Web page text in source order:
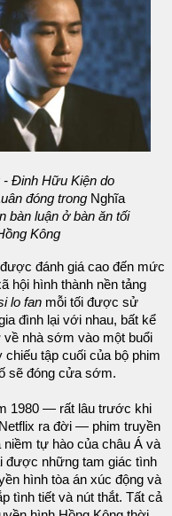
Đinh Hữu Kiện do
đóng trongNghĩa
bàn luận ở bàn ăn tối
Kông
đánh giá cao đến mức
hội hình thành nền tảng
lo fan mỗi tối được sử
đình lại với nhau, bất kể
về nhà sớm vào một buổi
tập cuối của bộ phim
sẽ đóng cửa sớm.
1980 — rất lâu trước khi
ra đời — phim truyền
niềm tự hào của châu Á và
được những tam giác tình
hình tòa án xúc động và
tình tiết và nút thắt. Tất cả